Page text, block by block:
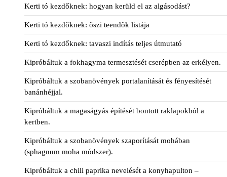
Kerti tó kezdőknek: hogyan kerüld el az algásodást?
Kerti tó kezdőknek: őszi teendők listája
Kerti tó kezdőknek: tavaszi indítás teljes útmutató
Kipróbáltuk a fokhagyma termesztését cserépben az erkélyen.
Kipróbáltuk a szobanövények portalanítását és fényesítését
banánhéjjal.
Kipróbáltuk a magaságyás építését bontott raklapokból a
kertben.
Kipróbáltuk a szobanövények szaporítását mohában
(sphagnum moha módszer).
Kipróbáltuk a chili paprika nevelését a konyhapulton –